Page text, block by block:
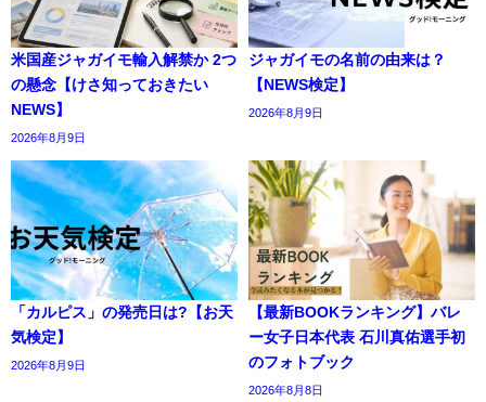
米国産ジャガイモ輸入解禁か 2つ
の懸念【けさ知っておきたい
NEWS】
2026年8月9日
ジャガイモの名前の由来は？
【NEWS検定】
2026年8月9日
「カルピス」の発売日は?【お天
気検定】
2026年8月9日
【最新BOOKランキング】バレ
ー女子日本代表 石川真佑選手初
のフォトブック
2026年8月8日